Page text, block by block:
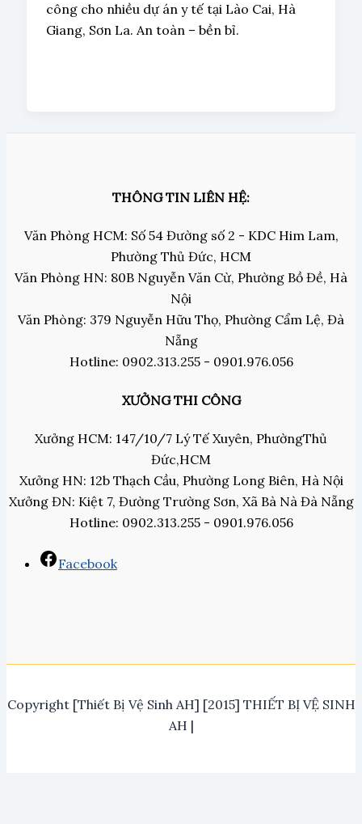
công cho nhiều dự án y tế tại Lào Cai, Hà
Giang, Sơn La. An toàn – bền bỉ.
THÔNG TIN LIÊN HỆ:
Văn Phòng HCM: Số 54 Đường số 2 - KDC Him Lam,
Phường Thủ Đức, HCM
Văn Phòng HN: 80B Nguyễn Văn Cừ, Phường Bồ Đề, Hà
Nội
Văn Phòng: 379 Nguyễn Hữu Thọ, Phường Cẩm Lệ, Đà
Nẵng
Hotline: 0902.313.255 - 0901.976.056
XƯỞNG THI CÔNG
Xưởng HCM: 147/10/7 Lý Tế Xuyên, PhườngThủ
Đức,HCM
Xưởng HN: 12b Thạch Cầu, Phường Long Biên, Hà Nội
Xưởng ĐN: Kiệt 7, Đường Trường Sơn, Xã Bà Nà Đà Nẵng
Hotline: 0902.313.255 - 0901.976.056
Facebook
Copyright [Thiết Bị Vệ Sinh AH] [2015] THIẾT BỊ VỆ SINH
AH |